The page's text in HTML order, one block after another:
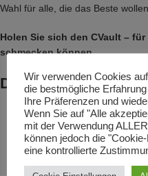
Wahl für alle, die das Beste wollen.
Holen Sie sich den CVault –
schmecken können.
Das könnte dir
Wir verwenden Cookies
die bestmögliche
Ihre Präferenzen und
Wenn Sie auf "Alle
mit der Verwendung
können jedoch die
eine kontrollierte